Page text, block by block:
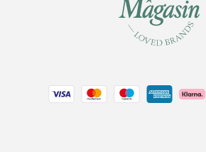
Villkor för Magasin Goodie
Barn